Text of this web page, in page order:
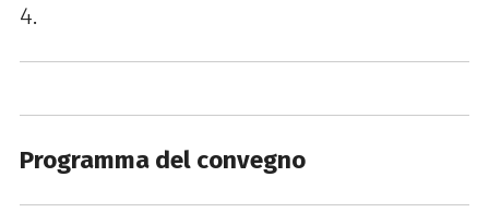
4.
Programma del convegno